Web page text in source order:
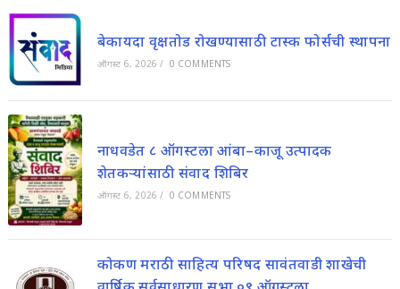
बेकायदा वृक्षतोड रोखण्यासाठी टास्क फोर्सची स्थापना
ऑगस्ट 6, 2026 / 0 COMMENTS
नाधवडेत ८ ऑगस्टला आंबा–काजू उत्पादक
शेतकऱ्यांसाठी संवाद शिबिर
ऑगस्ट 6, 2026 / 0 COMMENTS
कोकण मराठी साहित्य परिषद सावंतवाडी शाखेची